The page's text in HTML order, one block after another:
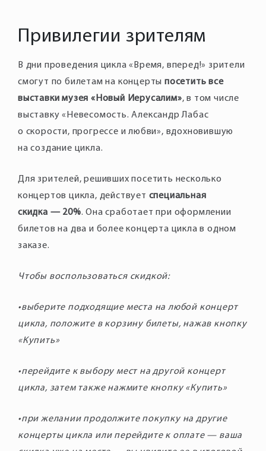
Привилегии зрителям
В дни проведения цикла «Время, вперед!» зрители
смогут по билетам на концерты посетить все
выставки музея «Новый Иерусалим», в том числе
выставку «Невесомость. Александр Лабас
о скорости, прогрессе и любви», вдохновившую
на создание цикла.
Для зрителей, решивших посетить несколько
концертов цикла, действует специальная
скидка — 20%. Она сработает при оформлении
билетов на два и более концерта цикла в одном
заказе.
Чтобы воспользоваться скидкой:
•выберите подходящие места на любой концерт
цикла, положите в корзину билеты, нажав кнопку
«Купить»
•перейдите к выбору мест на другой концерт
цикла, затем также нажмите кнопку «Купить»
•при желании продолжите покупку на другие
концерты цикла или перейдите к оплате — ваша